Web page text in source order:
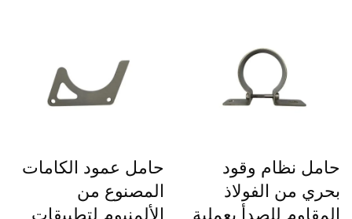
حامل نظام وقود
بحري من الفولاذ
المقاوم للصدأ بعملية
حامل عمود الكامات
المصنوع من
الألمنيوم لتطبيقات